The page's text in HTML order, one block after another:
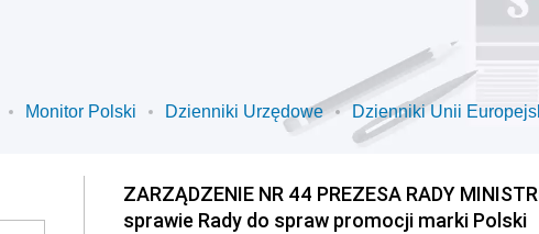
Monitor Polski Dzienniki Urzędowe Dzienniki Unii
ZARZĄDZENIE NR 44 PREZESA RADY
sprawie Rady do spraw promocji marki Polski